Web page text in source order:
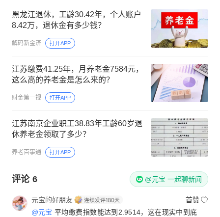
黑龙江退休，工龄30.42年，个人账户
8.42万，退休金有多少钱？
解码新金济 打开APP
江苏缴费41.25年，月养老金7584元，
这么高的养老金是怎么来的？
财金第一视 打开APP
江苏南京企业职工38.83年工龄60岁退
休养老金领取了多少？
养老百事通 打开APP
评论 6 @元宝 一起聊新闻
元宝的好朋友
首赞
@元宝 平均缴费指数能达到2.9514，这在现实中到底